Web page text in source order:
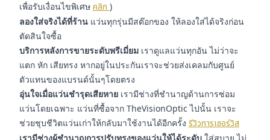
เพื่อรับเงื่อนไขพิเศษ คลิก )
ลองใส่จริงได้ที่ร้าน แว่นทุกรุ่นมีสต๊อกของ ให้ลองใส่ได้จริงก่อน
ตัดสินใจซื้อ
บริการหลังการขายระดับพรีเมี่ยม เราดูแลแว่นทุกอัน ไม่ว่าจะ
แตก หัก เสียทรง หากอยู่ในประกันเราจะช่วยส่งเคลมกับศูนย์
ตัวแทนของแบรนด์นั้นๆโดยตรง
อุ่นใจเมื่อแว่นชำรุดเสียหาย เรามีช่างที่ชำนาญด้านการซ่อม
แว่นโดยเฉพาะ แว่นที่ซื้อจาก TheVisionOptic ไปนั้น เราจะ
ช่วยชุบชีวิตแว่นเก่าให้กลับมาใช้งานได้อีกครั้ง รีวิวการเซอร์วิส